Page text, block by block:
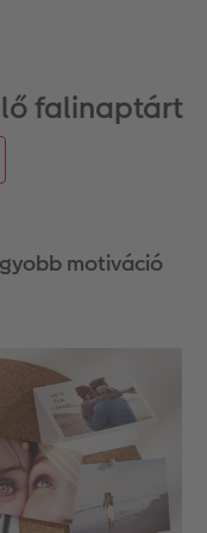
falinaptárt
motiváció